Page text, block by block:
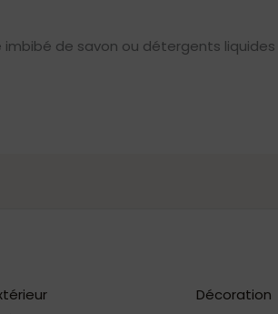
de savon ou détergents liquides
Décoration